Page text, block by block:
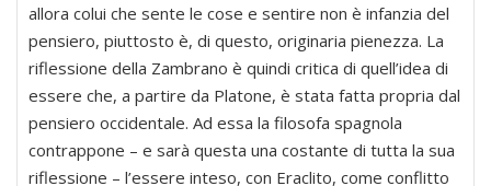
allora colui che sente le cose e sentire non è infanzia del
pensiero, piuttosto è, di questo, originaria pienezza. La
riflessione della Zambrano è quindi critica di quell’idea di
essere che, a partire da Platone, è stata fatta propria dal
pensiero occidentale. Ad essa la filosofa spagnola
contrappone – e sarà questa una costante di tutta la sua
riflessione – l’essere inteso, con Eraclito, come conflitto